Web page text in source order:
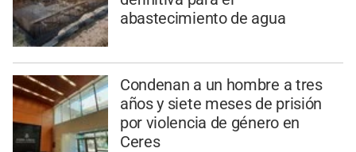
abastecimiento de agua
Condenan a un hombre a tres
años y siete meses de prisión
por violencia de género en
Ceres